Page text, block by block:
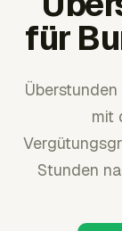
für
mit
Stunden